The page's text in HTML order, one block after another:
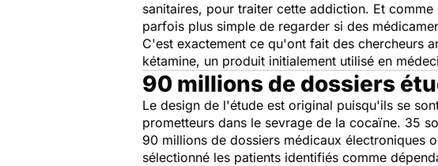
sanitaires, pour traiter cette addiction. Et
parfois plus simple de regarder si des
C'est exactement ce qu'ont fait des chercheurs
kétamine, un produit initialement utilisé en
90 millions de dossiers
Le design de l'étude est original puisqu'ils se
prometteurs dans le sevrage de la cocaïne. 35
90 millions de dossiers médicaux électroniques
sélectionné les patients identifiés comme